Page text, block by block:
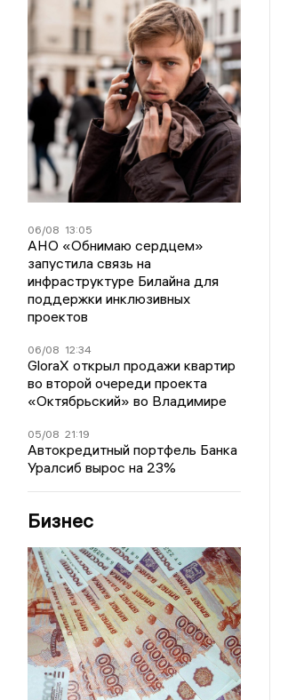
06/08 13:05
АНО «Обнимаю сердцем»
запустила связь на
инфраструктуре Билайна для
поддержки инклюзивных
проектов
06/08 12:34
GloraX открыл продажи квартир
во второй очереди проекта
«Октябрьский» во Владимире
05/08 21:19
Автокредитный портфель Банка
Уралсиб вырос на 23%
Бизнес